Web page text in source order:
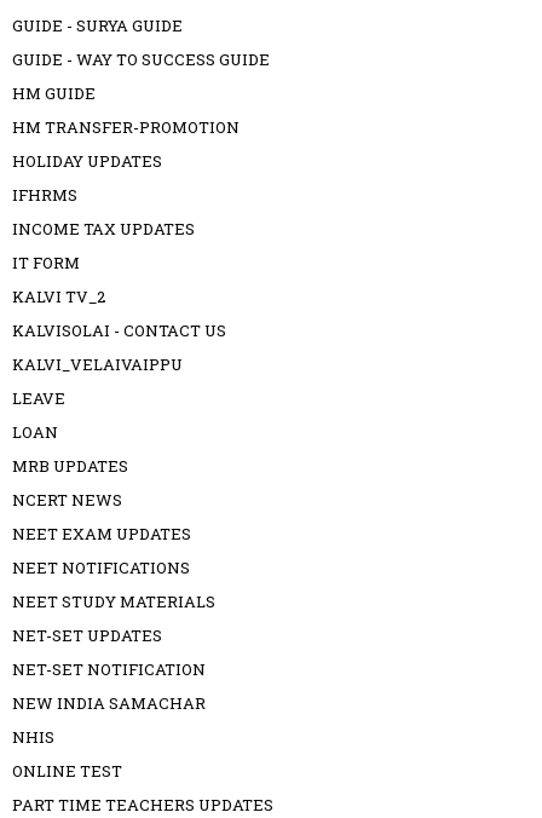
GUIDE - SURYA GUIDE
GUIDE - WAY TO SUCCESS GUIDE
HM GUIDE
HM TRANSFER-PROMOTION
HOLIDAY UPDATES
IFHRMS
INCOME TAX UPDATES
IT FORM
KALVI TV_2
KALVISOLAI - CONTACT US
KALVI_VELAIVAIPPU
LEAVE
LOAN
MRB UPDATES
NCERT NEWS
NEET EXAM UPDATES
NEET NOTIFICATIONS
NEET STUDY MATERIALS
NET-SET UPDATES
NET-SET NOTIFICATION
NEW INDIA SAMACHAR
NHIS
ONLINE TEST
PART TIME TEACHERS UPDATES